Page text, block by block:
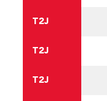
T2J
T2J
T2J